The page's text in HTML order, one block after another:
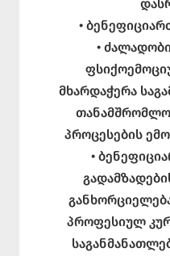
•
•
მხარდაჭერა
პროცესების
•
პროფესიულ